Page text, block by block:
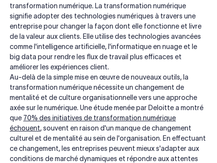
transformation numérique. La transformation numérique
signifie adopter des technologies numériques à travers une
entreprise pour changer la façon dont elle fonctionne et livre
de la valeur aux clients. Elle utilise des technologies avancées
comme l'intelligence artificielle, l'informatique en nuage et le
big data pour rendre les flux de travail plus efficaces et
améliorer les expériences client.
Au-delà de la simple mise en œuvre de nouveaux outils, la
transformation numérique nécessite un changement de
mentalité et de culture organisationnelle vers une approche
axée sur le numérique. Une étude menée par Deloitte a montré
que 70% des initiatives de transformation numérique
échouent, souvent en raison d'un manque de changement
culturel et de mentalité au sein de l'organisation. En effectuant
ce changement, les entreprises peuvent mieux s'adapter aux
conditions de marché dynamiques et répondre aux attentes